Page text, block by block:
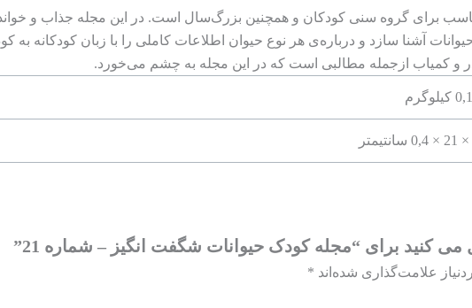
برای گروه سنی کودکان و همچنین بزرگ‌سال است. در این مجله جذاب و
آشنا سازد و درباره‌ی هر نوع حیوان اطلاعات کاملی را با زبان کودکانه به
و کمیاب ازجمله مطالبی است که در این مجله به چشم می‌خورد.
می کنید برای “مجله کودک حیوانات شگفت انگیز – شماره 21”
علامت‌گذاری شده‌اند *